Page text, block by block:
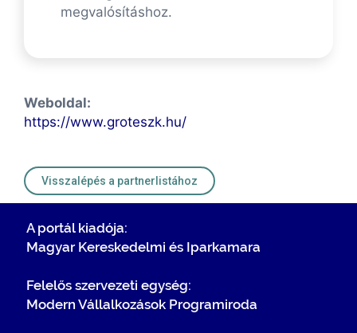
megvalósításhoz.
Weboldal:
https://www.groteszk.hu/
Visszalépés a partnerlistához
A portál kiadója:
Magyar Kereskedelmi és Iparkamara
Felelős szervezeti egység:
Modern Vállalkozások Programiroda